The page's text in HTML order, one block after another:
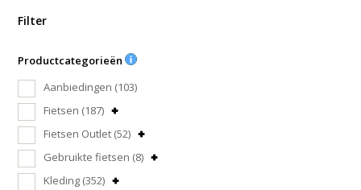
Filter
Productcategorieën
Aanbiedingen (103)
Fietsen (187)
Fietsen Outlet (52)
Gebruikte fietsen (8)
Kleding (352)